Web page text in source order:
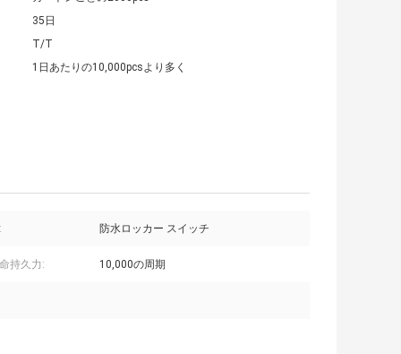
35日
T/T
1日あたりの10,000pcsより多く
防水ロッカー スイッチ
持久力: 10,000の周期